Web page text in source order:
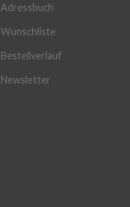
Adressbuch
Wunschliste
Bestellverlauf
Newsletter